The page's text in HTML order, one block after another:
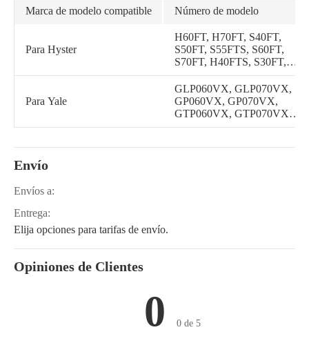
Marca de modelo compatible Número de modelo
Para Hyster
H60FT, H70FT, S40FT,
S50FT, S55FTS, S60FT,
S70FT, H40FTS, S30FT,
S35FT, S40FTS
Para Yale
GLP060VX, GLP070VX,
GP060VX, GP070VX,
GTP060VX, GTP070VX,
GLP050VX, GDP080VX,
GDP050MX, GDP060MX,
GLC035VX, GLP030VX,
GC055SVX, GC055VX,
Envío
Envíos a:
Entrega:
Elija opciones para tarifas de envío.
Opiniones de Clientes
0 0 de 5